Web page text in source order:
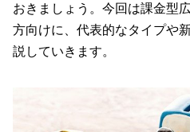
おきましょう。今回は課金型
方向けに、代表的なタイプや
説していきます。